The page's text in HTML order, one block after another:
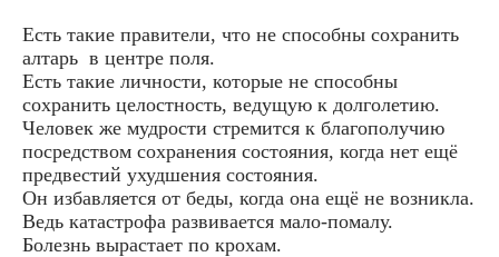
Есть такие правители, что не способны сохранить
алтарь в центре поля.
Есть такие личности, которые не способны
сохранить целостность, ведущую к долголетию.
Человек же мудрости стремится к благополучию
посредством сохранения состояния, когда нет ещё
предвестий ухудшения состояния.
Он избавляется от беды, когда она ещё не возникла.
Ведь катастрофа развивается мало-помалу.
Болезнь вырастает по крохам.